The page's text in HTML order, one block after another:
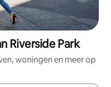
Riverside Park
woningen en meer op